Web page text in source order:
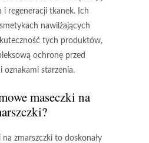
i regeneracji tkanek. Ich
nawilżających
tych produktów,
ochronęprzed
oznakami starzenia.
maseczki na
zmarszczki to doskonały